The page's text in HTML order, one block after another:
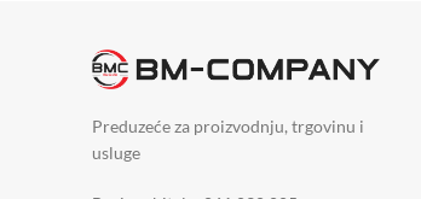
Preduzeće za proizvodnju, trgovinu i
usluge